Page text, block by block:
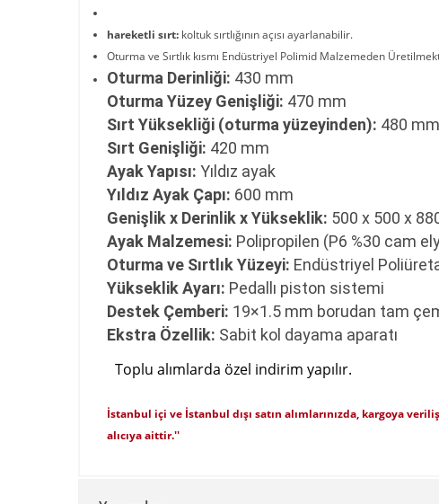
hareketli sırt: koltuk sırtlığının açısı ayarlanabilir.
Oturma ve Sırtlık kısmı Endüstriyel Polimid Malzemeden
Oturma Derinliği: 430 mm
Oturma Yüzey Genişliği: 470 mm
Sırt Yüksekliği (oturma yüzeyinden): 480 mm
Sırt Genişliği: 420 mm
Ayak Yapısı: Yıldız ayak
Yıldız Ayak Çapı: 600 mm
Genişlik x Derinlik x Yükseklik: 500 x 500 x
Ayak Malzemesi: Polipropilen (P6 %30 cam
Oturma ve Sırtlık Yüzeyi: Endüstriyel
Yükseklik Ayarı: Pedallı piston sistemi
Destek Çemberi: 19×1.5 mm borudan tam
Ekstra Özellik: Sabit kol dayama aparatı
Toplu alımlarda özel indirim yapılır.
İstanbul içi ve İstanbul dışı satın alımlarınızda, kargoya
alıcıya aittir.''